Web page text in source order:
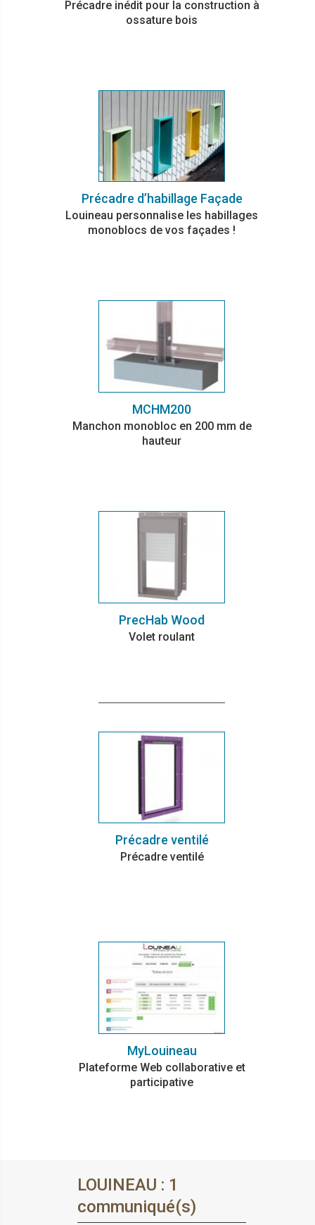
Précadre inédit pour la construction à
ossature bois
Précadre d’habillage Façade
Louineau personnalise les habillages
monoblocs de vos façades !
MCHM200
Manchon monobloc en 200 mm de
hauteur
PrecHab Wood
Volet roulant
Précadre ventilé
Précadre ventilé
MyLouineau
Plateforme Web collaborative et
participative
LOUINEAU : 1
communiqué(s)